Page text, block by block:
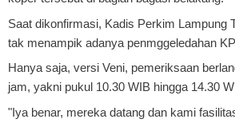
Saat dikonfirmasi, Kadis Perkim Lampung
tak menampik adanya penmggeledahan
Hanya saja, versi Veni, pemeriksaan
jam, yakni pukul 10.30 WIB hingga 14.30
"Iya benar, mereka datang dan kami